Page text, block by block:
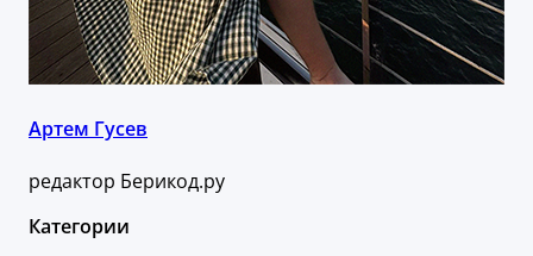
Артем Гусев
редактор Берикод.ру
Категории